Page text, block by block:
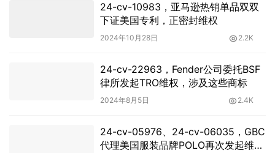
24-cv-10983，亚马逊热销单品双双
下证美国专利，正密封维权
2024年10月28日 2.2K
24-cv-22963，Fender公司委托BSF
律所发起TRO维权，涉及这些商标
2024年8月5日 2.4K
24-cv-05976、24-cv-06035，GBC
代理美国服装品牌POLO再次发起维权